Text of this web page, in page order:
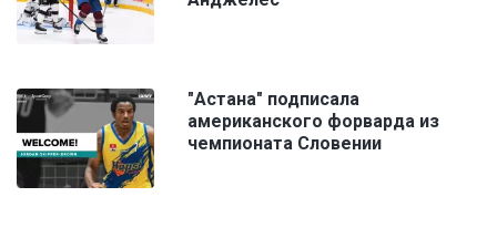
"Астана" подписала
американского форварда из
чемпионата Словении